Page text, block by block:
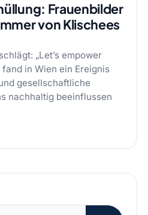
Frauenbilder
von Klischees
„Let’s empower
fand in Wien ein Ereignis
gesellschaftliche
nachhaltig beeinflussen